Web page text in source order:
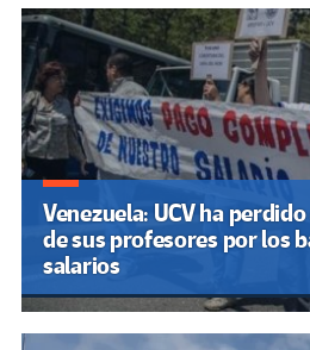
Venezuela: UCV ha
de sus profesores por los
salarios